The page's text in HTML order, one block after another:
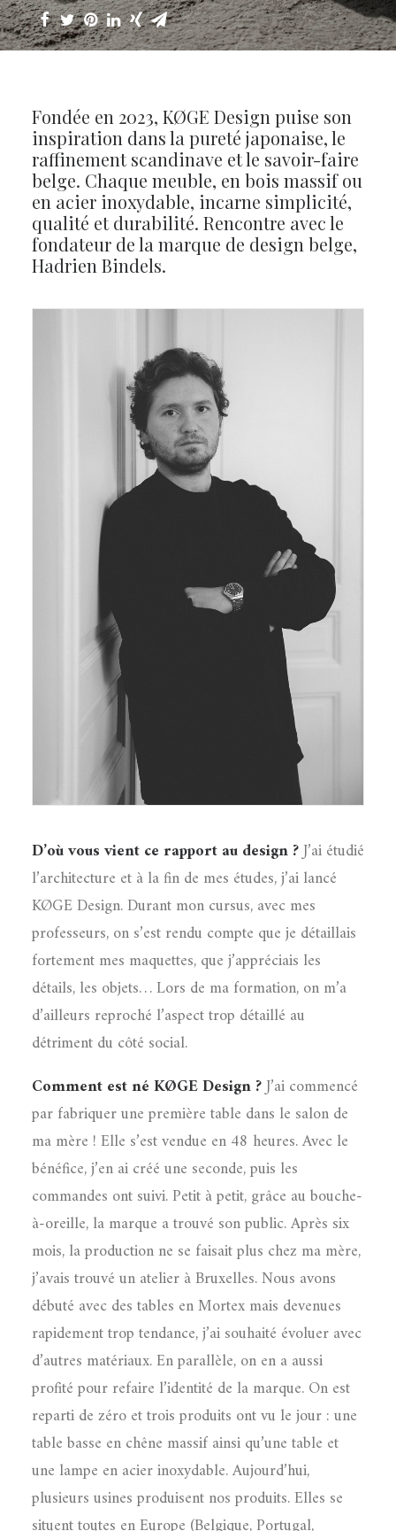
Fondée en 2023, KØGE Design puise son
inspiration dans la pureté japonaise, le
raffinement scandinave et le savoir-faire
belge. Chaque meuble, en bois massif ou
en acier inoxydable, incarne simplicité,
qualité et durabilité. Rencontre avec le
fondateur de la marque de design belge,
Hadrien Bindels.
D’où vous vient ce rapport au design ?J’ai étudié
l’architecture et à la fin de mes études, j’ai lancé
KØGE Design. Durant mon cursus, avec mes
professeurs, on s’est rendu compte que je détaillais
fortement mes maquettes, que j’appréciais les
détails, les objets… Lors de ma formation, on m’a
d’ailleurs reproché l’aspect trop détaillé au
détriment du côté social.
Comment est né KØGE Design ?J’ai commencé
par fabriquer une première table dans le salon de
ma mère ! Elle s’est vendue en 48 heures. Avec le
bénéfice, j’en ai créé une seconde, puis les
commandes ont suivi. Petit à petit, grâce au bouche-
à-oreille, la marque a trouvé son public. Après six
mois, la production ne se faisait plus chez ma mère,
j’avais trouvé un atelier à Bruxelles. Nous avons
débuté avec des tables en Mortex mais devenues
rapidement trop tendance, j’ai souhaité évoluer avec
d’autres matériaux. En parallèle, on en a aussi
profité pour refaire l’identité de la marque. On est
reparti de zéro et trois produits ont vu le jour : une
table basse en chêne massif ainsi qu’une table et
une lampe en acier inoxydable. Aujourd’hui,
plusieurs usines produisent nos produits. Elles se